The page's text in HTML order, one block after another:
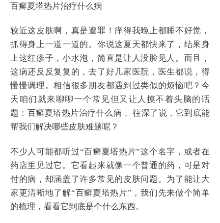
百癣夏塔热片治疗什么病
较近这皮肤啊，真是遭罪！痒得我晚上都睡不好觉，
抓得身上一道一道的。你说这夏天都快来了，结果身
上这红疹子，小水泡，简直是让人没脸见人。而且，
这病还反反复复的，去了好几家医院，医生都说，得
慢慢调理。相信很多朋友都遇到过类似的烦恼吧？今
天咱们就来聊聊一个常见但又让人摸不着头脑的话
题：百癣夏塔热片治疗什么病， 往深了说，它到底能
帮我们解决哪些皮肤难题呢？
不少人可能都听过“百癣夏塔热片”这个名字，或者在
药店里见过它。它看起来就像一个普通的药，可是对
付的病，却涵盖了许多常见的皮肤问题。为了能让大
家更清晰地了解“百癣夏塔热片”，我们先来做个简单
的梳理，看看它到底是个什么东西。